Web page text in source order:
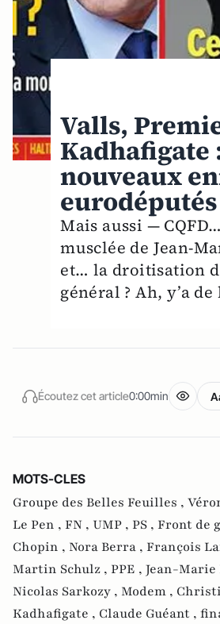
Valls,
Kadhafigate
nouveaux
Mais aussi —
musclée de Jean-
et… la droitisation
général ? Ah, y’a
Écoutez cet article0:00min
MOTS-CLES
Groupe des Belles Feuilles ,
Le Pen , FN , UMP , PS , Front de
Chopin , Nora Berra , François
Martin Schulz , PPE , Jean-Marie
Nicolas Sarkozy , Modem ,
Kadhafigate , Claude Guéant ,